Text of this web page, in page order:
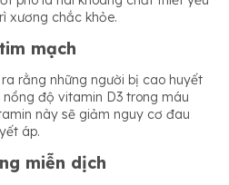
xương chắc khỏe.
mạch
rằng những người bị cao huyết
độ vitamin D3 trong máu
này sẽ giảm nguy cơ đau
áp.
miễn dịch